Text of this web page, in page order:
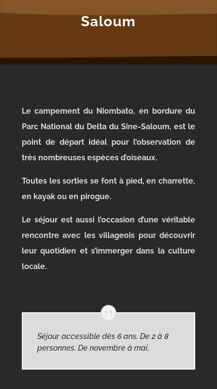
Saloum
Le campement du Niombato, en bordure du
Parc National du Delta du Sine-Saloum,est le
point de départ idéal pour l’observation de
très nombreuses espèces d’oiseaux.
Toutes les sorties se font à pied, en charrette,
en kayak ou en pirogue.
Le séjour est aussi l’occasion d’une véritable
rencontre avec les villageois pour découvrir
leur quotidien et s’immerger dans la culture
locale.
Séjour accessible dès 6 ans. De 2 à 8
personnes. De novembre à mai.